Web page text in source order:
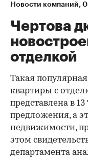
Новости компаний⁠,
Чертова
отделкой
Такая
квартиры с
представлена в
предложения, а
недвижимости,
этом
департамента